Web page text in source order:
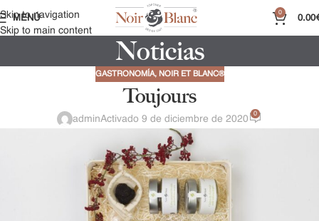
Skip to navigation
Skip to main content
MENÚ
0
0.00
Noticias
GASTRONOMÍA, NOIR ET BLANC®
Toujours
adminActivado 9 de diciembre de 2020
0